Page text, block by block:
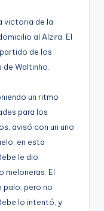
victoria de la
al Alzira. El
de los
Waltinho.
un ritmo
para los
avisó con un uno
en esta
le dio
meloneras. El
palo, pero no
lo intentó, y